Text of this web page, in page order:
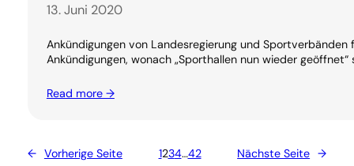
13. Juni 2020
Ankündigungen von Landesregierung und
Ankündigungen, wonach „Sporthallen nun wieder
Read more →
← Vorherige Seite 1234…42 Nächste Seite →